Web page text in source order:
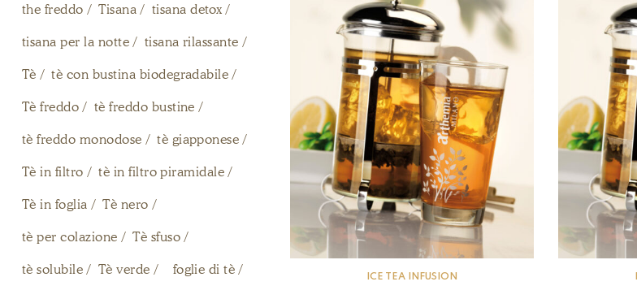
ICE TEA INFUSION
the freddo Tisana tisana detox
tisana per la notte tisana rilassante
Tè tè con bustina biodegradabile
Tè freddo tè freddo bustine
tè freddo monodose tè giapponese
Tè in filtro tè in filtro piramidale
Tè in foglia Tè nero
tè per colazione Tè sfuso
tè solubile Tè verde foglie di tè